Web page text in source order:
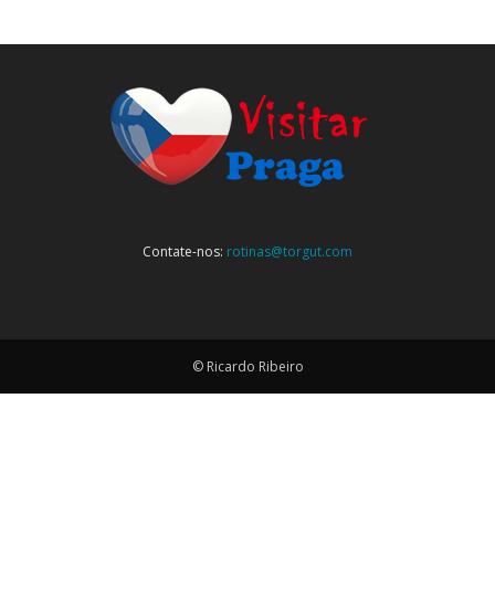
Contate-nos: rotinas@torgut.com
© Ricardo Ribeiro